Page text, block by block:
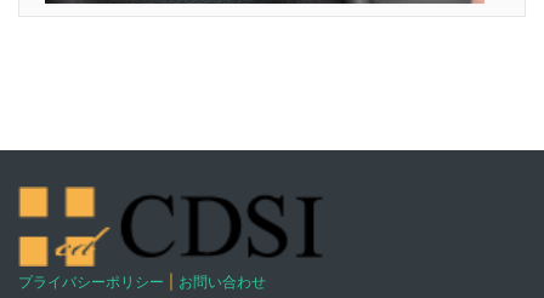
プライバシーポリシー
お問い合わせ